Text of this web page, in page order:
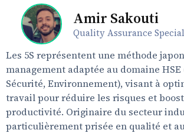
Amir Sakouti
Quality Assurance
Les 5S représentent une méthode
management adaptée au domaine
Sécurité, Environnement), visant à
travail pour réduire les risques et
productivité. Originaire du secteur
particulièrement prisée en qualité et